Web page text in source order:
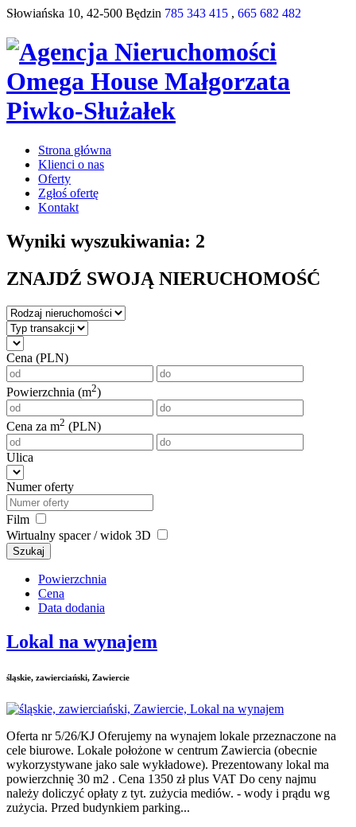
Słowiańska 10, 42-500 Będzin 785 343 415 , 665 682 482
Strona główna
Klienci o nas
Oferty
Zgłoś ofertę
Kontakt
Wyniki wyszukiwania: 2
ZNAJDŹ SWOJĄ NIERUCHOMOŚĆ
Cena (PLN)
Powierzchnia (m2)
Cena za m2 (PLN)
Ulica
Numer oferty
Film
Wirtualny spacer / widok 3D
Szukaj
Powierzchnia
Cena
Data dodania
Lokal na wynajem
śląskie, zawierciański, Zawiercie
Oferta nr 5/26/KJ Oferujemy na wynajem lokale przeznaczone na
cele biurowe. Lokale położone w centrum Zawiercia (obecnie
wykorzystywane jako sale wykładowe). Prezentowany lokal ma
powierzchnię 30 m2 . Cena 1350 zł plus VAT Do ceny najmu
należy doliczyć opłaty z tyt. zużycia mediów. - wody i prądu wg
zużycia. Przed budynkiem parking...